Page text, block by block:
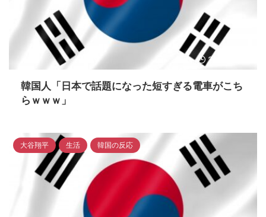
2023/4/14
韓国人「日本で話題になった短すぎる電車がこち
らｗｗｗ」
大谷翔平 生活 韓国の反応